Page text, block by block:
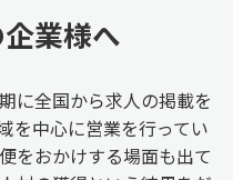
業様へ
に全国から求人の掲載を
を中心に営業を行ってい
をおかけする場面も出て